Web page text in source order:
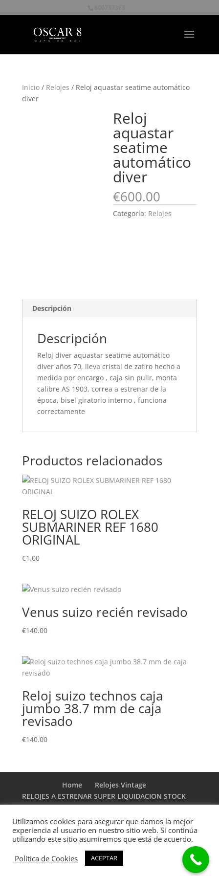
Inicio/ Relojes / Reloj aquastar seatime automático
diver
Reloj
aquastar
seatime
automático
diver
€600.00
Categoría: Relojes
Descripción
Descripción
Reloj diver aquastar seatime automático
diver años 70, lleva cristal de zafiro hecho a
medida por encargo , caja sin pulir, monta
calibre AS 1903, correa a estrenar de la
época, bisel giratorio interno , funciona
correctamente
Productos relacionados
RELOJ SUIZO ROLEX
SUBMARINER REF 1680
ORIGINAL
€1.00
Venus suizo recién revisado
€140.00
Reloj suizo technos caja
jumbo 38.7 mm de caja
revisado
€140.00
Home
Relojes Vintage
RELOJES A ESTRENAR SUPER LIQUIDACION STOCK
DE RELOJERIA
Tienda de correas y armis a estrenar
Fornitura Relojes
Presentación
Novedades
Formas de pago
Utilizamos cookies para asegurar que damos la mejor
experiencia al usuario en nuestro sitio web. Si continúa
utilizando este sitio asumiremos que está de acuerdo.
Política de Cookies
ACEPTAR